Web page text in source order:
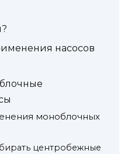
насосов
моноблочных
центробежные